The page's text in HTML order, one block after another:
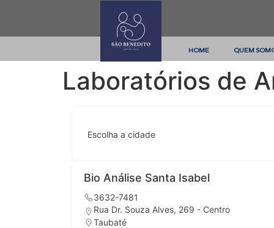
HOME QUEM
Laboratórios de
Escolha a cidade
Bio Análise Santa Isabel
3632-7481
Rua Dr. Souza Alves, 269 - Centro
Taubaté